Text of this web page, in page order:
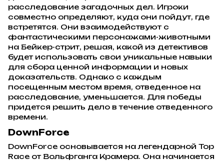
расследование загадочных дел. Игроки
совместно определяют, куда они пойдут, где
встретятся. Они взаимодействуют с
фантастическими персонажами-животными
на Бейкер-стрит, решая, какой из детективов
будет использовать свои уникальные навыки
для сбора ценной информации и новых
доказательств. Однако с каждым
посещенным местом время, отведенное на
расследование, уменьшается. Для победы
придется решить дело в течение отведенного
времени.
DownForce
DownForce основывается на легендарной Top
Race от Вольфганга Крамера. Она начинается